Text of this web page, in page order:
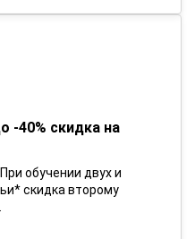
-40% скидка на
обучении двух и
скидка второму